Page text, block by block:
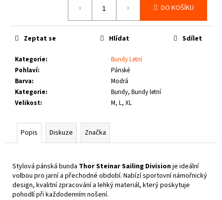
DO KOŠÍKU
Kategorie:
Bundy Letní
Pohlaví:
Pánské
Barva:
Modrá
Kategorie:
Bundy, Bundy letní
Velikost: M, L, XL
Zeptat se Hlídat Sdílet
Popis Diskuze Značka
Stylová pánská bunda Thor Steinar Sailing Divisionje ideální
volbou pro jarní a přechodné období. Nabízí sportovní námořnický
design, kvalitní zpracování a lehký materiál, který poskytuje
pohodlí při každodenním nošení.
WEST
COAST
VESTA
ECLIPSE
OLIV
660